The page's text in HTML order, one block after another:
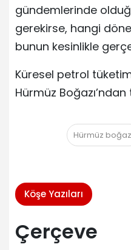
gündemlerinde
gerekirse, hangi
bunun kesinlikle
Küresel petrol
Hürmüz Boğazı’ndan
Hürmüz
Köşe Yazıları
Çerçeve